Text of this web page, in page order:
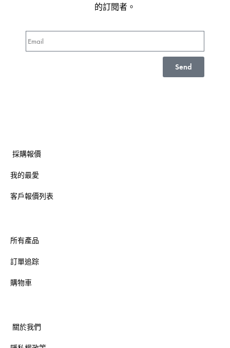
的訂閱者。
Send
採購報價
我的最愛
客戶報價列表
所有產品
訂單追踪
購物車
關於我們